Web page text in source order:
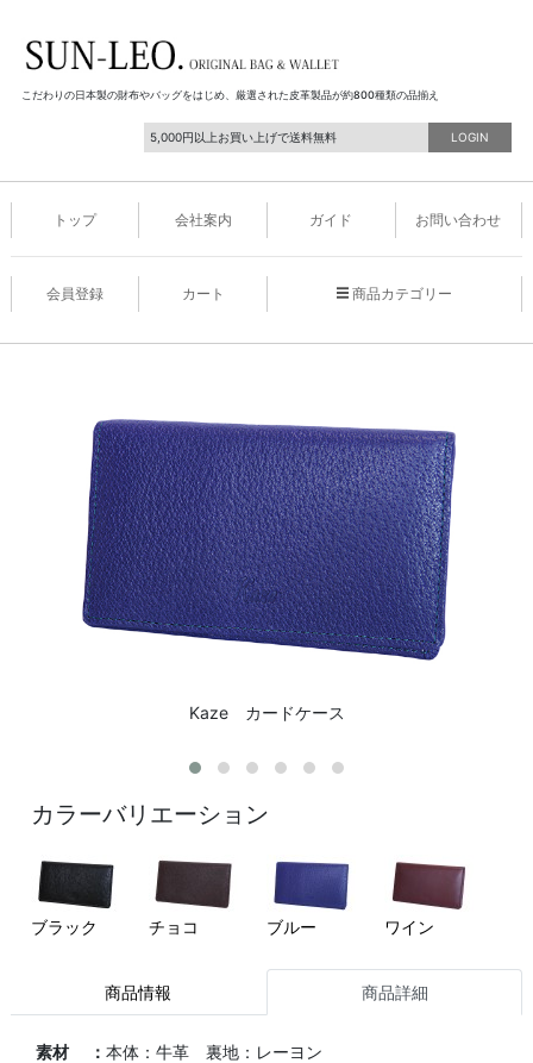
こだわりの日本製の財布やバッグをはじめ、厳選された皮革製品が約800種類の品揃え
5,000円以上お買い上げで送料無料 LOGIN
トップ 会社案内 ガイド お問い合わせ
会員登録 カート 商品カテゴリー
Kaze カードケース
カラーバリエーション
ブラック チョコ ブルー ワイン
商品情報 商品詳細
素材 ：本体：牛革 裏地：レーヨン